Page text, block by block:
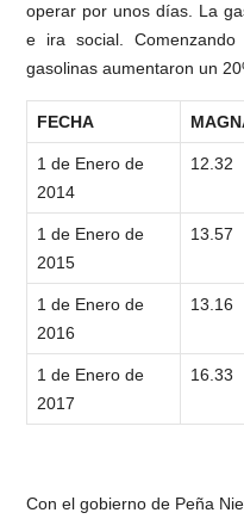
operar por unos días. La
e ira social.
gasolinas aumentaron un
FECHA
1 de Enero de
2014
12.32
1 de Enero de
2015
13.57
1 de Enero de
2016
13.16
1 de Enero de
2017
16.33
Con el gobierno de Peña